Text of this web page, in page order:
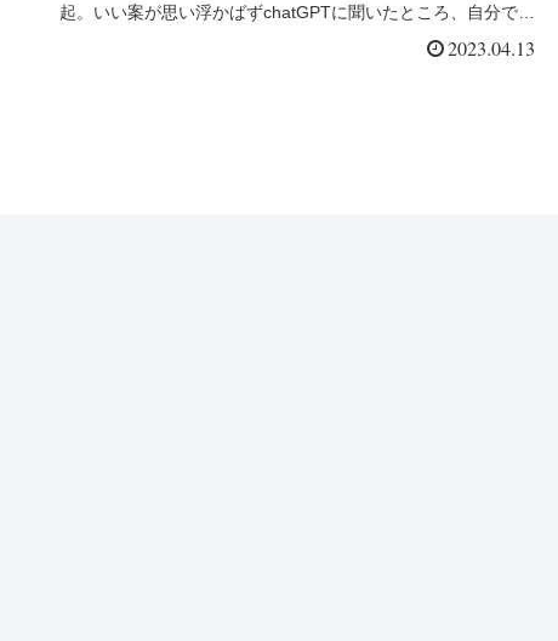
起。いい案が思い浮かばずchatGPTに聞いたところ、自分では
2023.04.13